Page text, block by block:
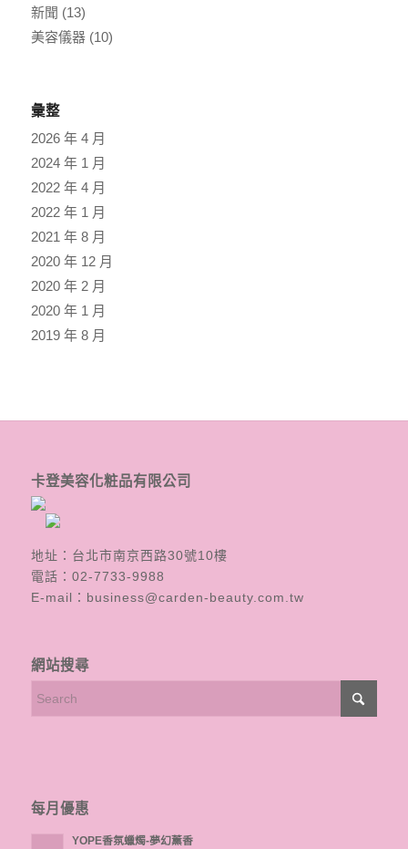
新聞 (13)
美容儀器(10)
彙整
2026 年 4 月
2024 年 1 月
2022 年 4 月
2022 年 1 月
2021 年 8 月
2020 年 12 月
2020 年 2 月
2020 年 1 月
2019 年 8 月
卡登美容化粧品有限公司
地址：台北市南京西路30號10樓
電話： 02-7733-9988
E-mail： business@carden-beauty.com.tw
網站搜尋
每月優惠
YOPE香氛蠟燭-夢幻薰香